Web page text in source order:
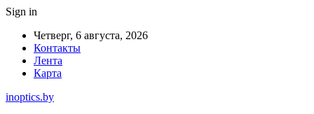
Sign in
Четверг, 6 августа, 2026
Контакты
Лента
Карта
inoptics.by